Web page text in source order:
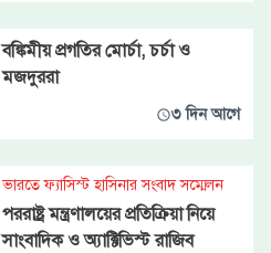
বঙ্কিমীয় প্রগতির মোর্চা, চর্চা ও
মজদুররা
৩ দিন আগে
ভারতে ফ্যাসিস্ট হাসিনার সংবাদ সম্মেলন
পররাষ্ট্র মন্ত্রণালয়ের প্রতিক্রিয়া নিয়ে
সাংবাদিক ও অ্যাক্টিভিস্ট রাজিব